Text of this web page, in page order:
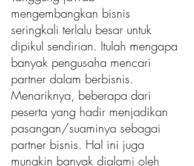
mengembangkan bisnis
seringkali terlalu besar untuk
dipikul sendirian. Itulah mengapa
banyak pengusaha mencari
partner dalam berbisnis.
Menariknya, beberapa dari
peserta yang hadir menjadikan
pasangan/suaminya sebagai
partner bisnis. Hal ini juga
mungkin banyak dialami oleh